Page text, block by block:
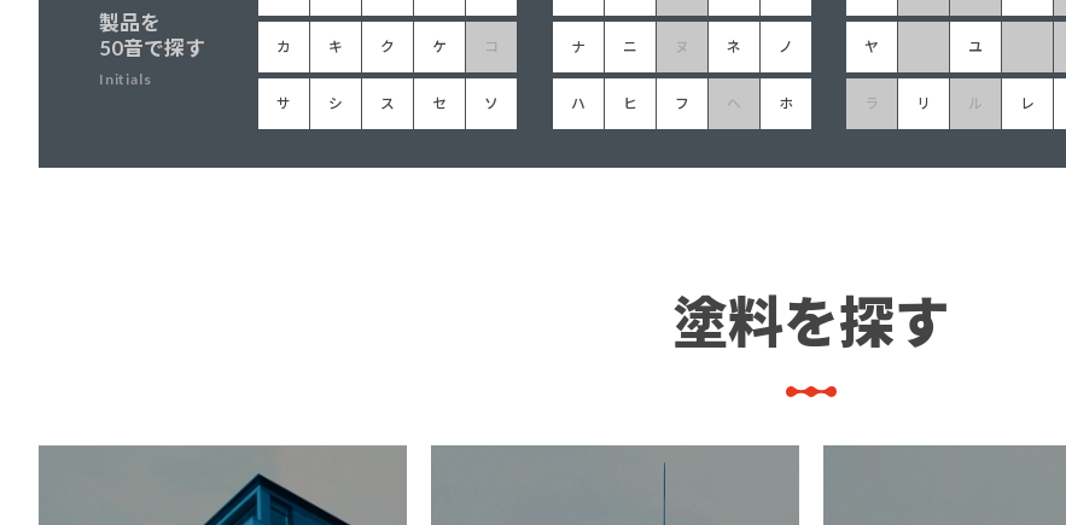
製品を
50音で探す
Initials
カ キ ク ケ コ
サ シ ス セ ソ
ナ ニ ヌ ネ ノ
ハ ヒ フ ヘ ホ
ヤ ユ
ラ リ ル レ
塗料を探す